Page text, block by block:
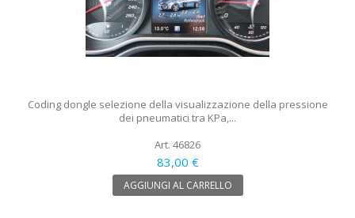
Coding dongle selezione della visualizzazione della pressione
dei pneumatici tra KPa,...
Art. 46826
83,00 €
AGGIUNGI AL CARRELLO